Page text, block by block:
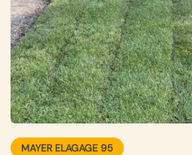
MAYER ELAGAGE 95